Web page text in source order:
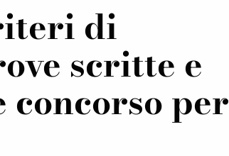
di
scritte e
per